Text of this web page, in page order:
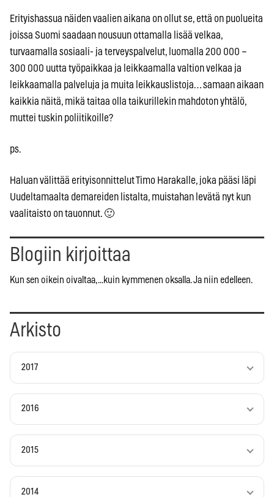
Erityishassua näiden vaalien aikana on ollut se, että on puolueita
joissa Suomi saadaan nousuun ottamalla lisää velkaa,
turvaamalla sosiaali- ja terveyspalvelut, luomalla 200 000 –
300 000 uutta työpaikkaa ja leikkaamalla valtion velkaa ja
leikkaamalla palveluja ja muita leikkauslistoja… samaan aikaan
kaikkia näitä, mikä taitaa olla taikurillekin mahdoton yhtälö,
muttei tuskin poliitikoille?
ps.
Haluan välittää erityisonnittelut Timo Harakalle, joka pääsi läpi
Uudeltamaalta demareiden listalta, muistahan levätä nyt kun
vaalitaisto on tauonnut. 🙂
Blogiin kirjoittaa
Kun sen oikein oivaltaa, ...kuin kymmenen oksalla. Ja niin edelleen.
Arkisto
2017
2016
2015
2014